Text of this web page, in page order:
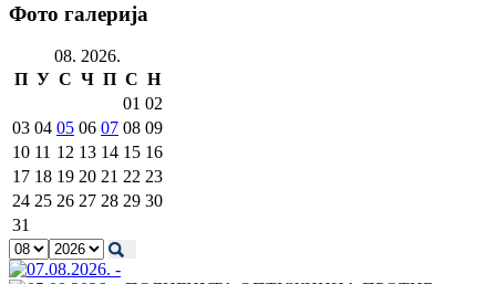
Фото галерија
08. 2026.
П У С Ч П С Н
01 02
03 04 05 06 07 08 09
10 11 12 13 14 15 16
17 18 19 20 21 22 23
24 25 26 27 28 29 30
31